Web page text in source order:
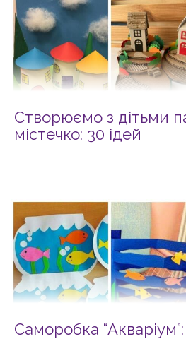
Створюємо з дітьми
містечко: 30 ідей
Саморобка